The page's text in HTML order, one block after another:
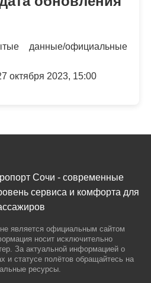
данные/официальные
октября 2023, 15:00
Сочи - современные
сервиса и комфорта для
является официальным сайтом
носит исключительно
За актуальной информацией о
и статусе полётов обращайтесь на
ресурсы.